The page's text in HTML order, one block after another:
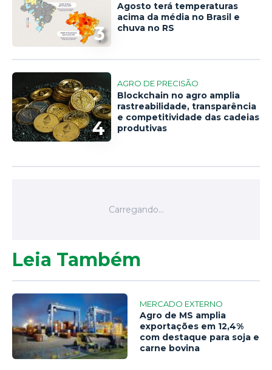
3
Agosto terá temperaturas
acima da média no Brasil e
chuva no RS
4
AGRO DE PRECISÃO
Blockchain no agro amplia
rastreabilidade, transparência
e competitividade das cadeias
produtivas
Leia Também
MERCADO EXTERNO
Agro de MS amplia
exportações em 12,4%
com destaque para soja e
carne bovina